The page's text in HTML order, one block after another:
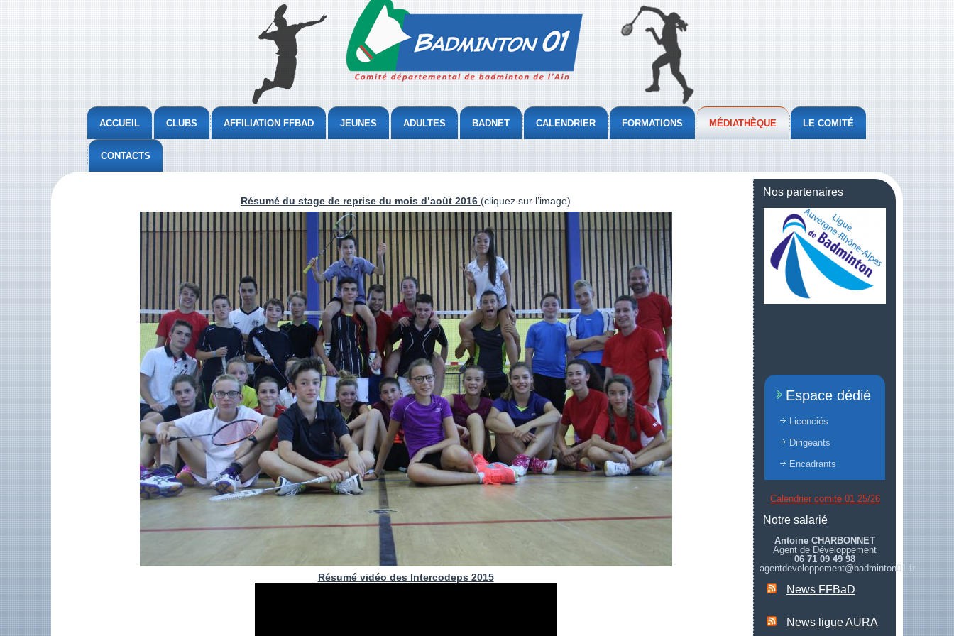
ACCUEIL CLUBS AFFILIATION FFBAD JEUNES ADULTES BADNET CALENDRIER FORMATIONS MÉDIATHÈQUE LE COMITÉ
CONTACTS
Résumé du stage de reprise du mois d’août 2016 (cliquez sur l’image)
Résumé vidéo des Intercodeps 2015
Nos partenaires
Espace dédié
Licenciés
Dirigeants
Encadrants
Calendrier comité 01 25/26
Notre salarié
Antoine CHARBONNET
Agent de Développement
06 71 09 49 98
agentdeveloppement@badminton01.fr
News FFBaD
News ligue AURA